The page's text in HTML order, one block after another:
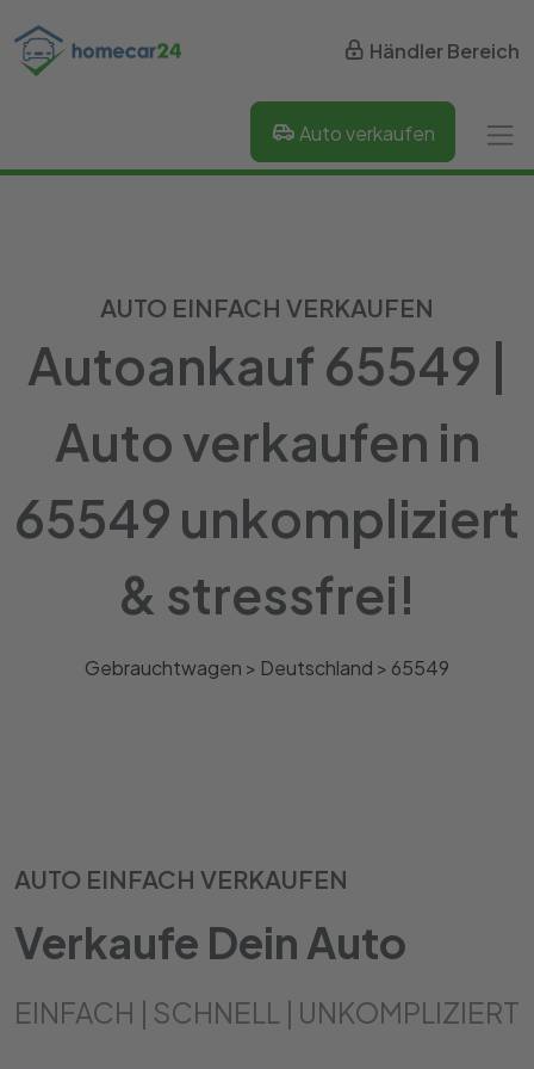
Händler Bereich
Auto verkaufen
AUTO EINFACH VERKAUFEN
Autoankauf 65549 |
Auto verkaufen in
65549 unkompliziert
& stressfrei!
Gebrauchtwagen > Deutschland > 65549
AUTO EINFACH VERKAUFEN
Verkaufe Dein Auto
EINFACH | SCHNELL | UNKOMPLIZIERT